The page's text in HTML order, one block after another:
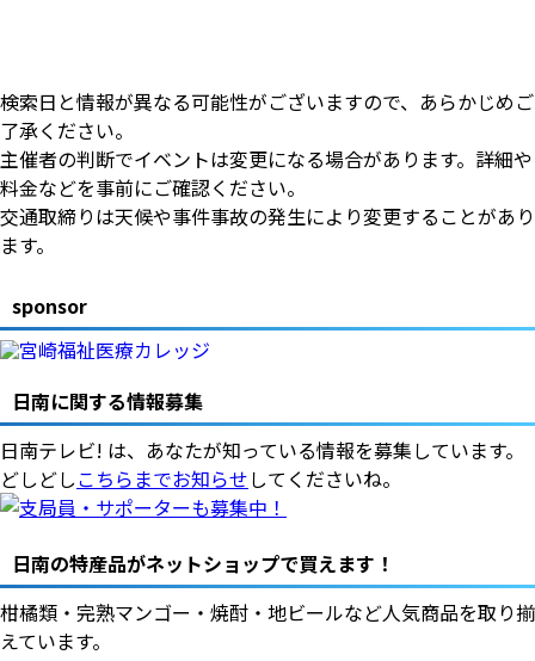
検索日と情報が異なる可能性がございますので、あらかじめご
了承ください。
主催者の判断でイベントは変更になる場合があります。詳細や
料金などを事前にご確認ください。
交通取締りは天候や事件事故の発生により変更することがあり
ます。
sponsor
日南に関する情報募集
日南テレビ! は、あなたが知っている情報を募集しています。
どしどしこちらまでお知らせしてくださいね。
日南の特産品がネットショップで買えます！
柑橘類・完熟マンゴー・焼酎・地ビールなど人気商品を取り揃
えています。